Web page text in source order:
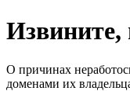
Извините,
О причинах
доменами их